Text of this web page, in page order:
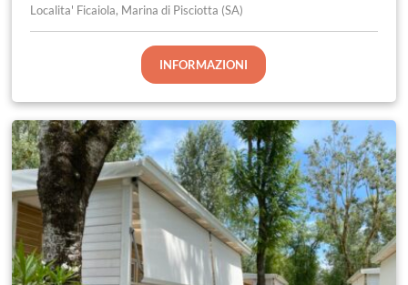
Localita' Ficaiola, Marina di Pisciotta (SA)
INFORMAZIONI